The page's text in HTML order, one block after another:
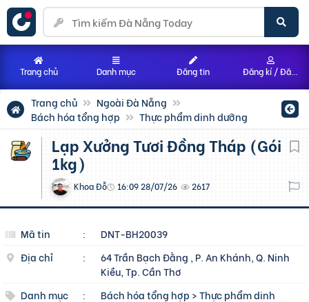
Trang chủ
Ngoài Đà Nẵng
Bách hóa tổng hợp
Thực phẩm dinh dưỡng
Lạp Xưởng Tươi Đồng Tháp (Gói
1kg)
Khoa Đỗ 16:09 28/07/26 2617
Mã tin :
DNT-BH20039
Địa chỉ
:
64 Trần Bạch Đằng , P. An Khánh, Q. Ninh
Kiều, Tp. Cần Thơ
Danh mục
: Bách hóa tổng hợp >Thực phẩm dinh
Trang chủ Danh mục Đăng tin